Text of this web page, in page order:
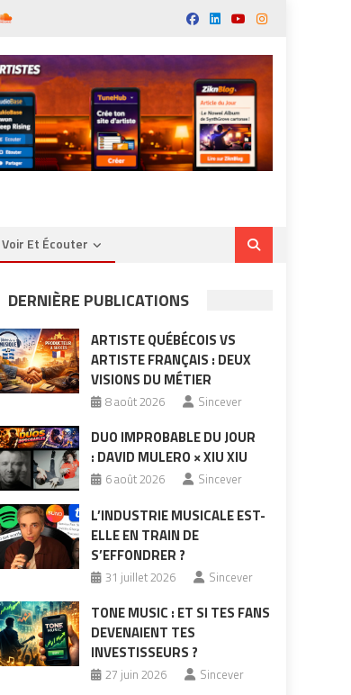
Voir Et Écouter
DERNIÈRE PUBLICATIONS
ARTISTE QUÉBÉCOIS VS
ARTISTE FRANÇAIS : DEUX
VISIONS DU MÉTIER
8 août 2026 Sincever
DUO IMPROBABLE DU JOUR
: DAVID MULERO × XIU XIU
6 août 2026 Sincever
L’INDUSTRIE MUSICALE EST-
ELLE EN TRAIN DE
S’EFFONDRER ?
31 juillet 2026 Sincever
TONE MUSIC : ET SI TES FANS
DEVENAIENT TES
INVESTISSEURS ?
27 juin 2026 Sincever